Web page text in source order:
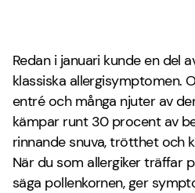
Redan i januari kunde en del
klassiska allergisymptomen.
entré och många njuter av
kämpar runt 30 procent av
rinnande snuva, trötthet och
När du som allergiker träffar
säga pollenkornen, ger